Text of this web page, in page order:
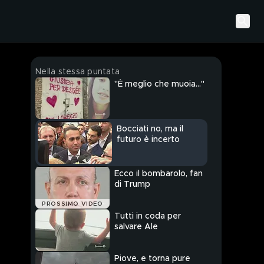
Nella stessa puntata
"È meglio che muoia…"
Bocciati no, ma il
futuro è incerto
PROSSIMO VIDEO
Ecco il bombarolo, fan
di Trump
Tutti in coda per
salvare Ale
Piove, e torna pure